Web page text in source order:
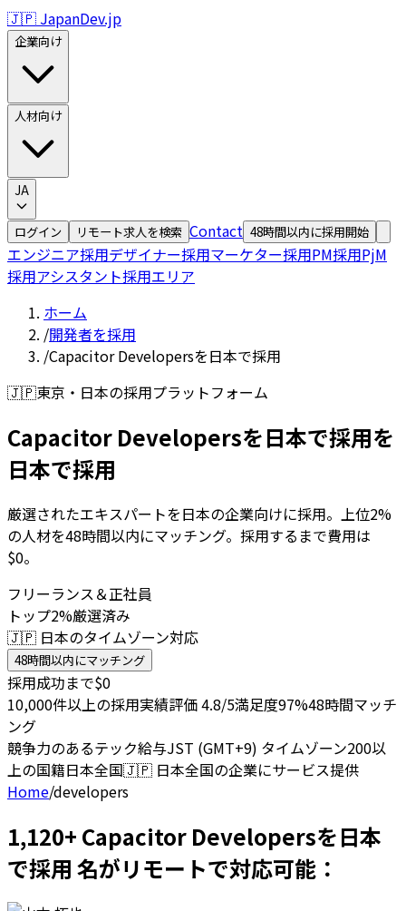
🇯🇵 JapanDev.jp
企業向け
人材向け
JA
ログイン リモート求人を検索 Contact 48時間以内に採用開始
エンジニア採用デザイナー採用マーケター採用PM採用PjM
採用アシスタント採用エリア
ホーム
/開発者を採用
/Capacitor Developersを日本で採用
🇯🇵東京・日本の採用プラットフォーム
Capacitor Developersを日本で採用を
日本で採用
厳選されたエキスパートを日本の企業向けに採用。上位2%
の人材を48時間以内にマッチング。採用するまで費用は
$0。
フリーランス＆正社員
トップ2%厳選済み
🇯🇵 日本のタイムゾーン対応
48時間以内にマッチング
採用成功まで$0
10,000件以上の採用実績評価 4.8/5満足度97%48時間マッチ
ング
競争力のあるテック給与JST (GMT+9) タイムゾーン200以
上の国籍日本全国🇯🇵 日本全国の企業にサービス提供
Home/developers
1,120+ Capacitor Developersを日本
で採用 名がリモートで対応可能：